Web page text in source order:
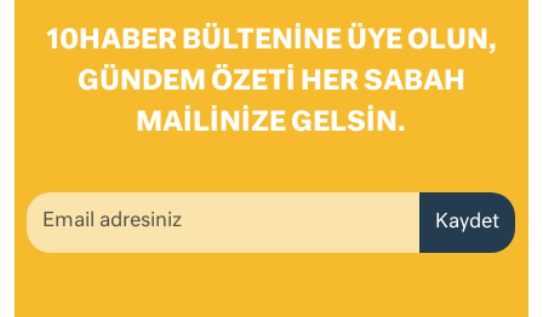
10HABER BÜLTENINE ÜYE OLUN,
GÜNDEM ÖZETI HER SABAH
MAILINIZE GELSIN.
Kaydet